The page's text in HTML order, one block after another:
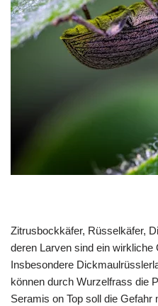
Zitrusbockkäfer, Rüsselkäfer,
deren Larven sind ein wirkliche
Insbesondere
können durch Wurzelfrass die
Seramis on Top soll die